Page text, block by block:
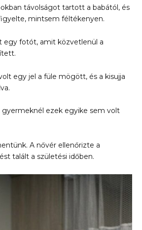
távolságot tartott a babától, és
mintsem féltékenyen.
fotót, amit közvetlenül a
egy jel a füle mögött, és a kisujja
ezek egyike sem volt
A nővér ellenőrizte a
talált a születési időben.